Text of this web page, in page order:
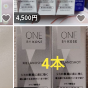
いいね！
4,500円